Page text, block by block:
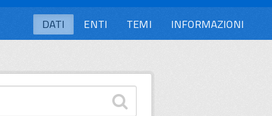
DATI ENTI TEMI INFORMAZIONI